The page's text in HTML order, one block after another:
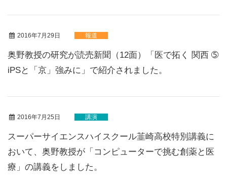
2016年7月29日 報道
奥野教授の研究が読売新聞（12面）「医で拓く 関西 ➄
iPSと「京」強みに」で紹介されました。
2016年7月25日 講演
スーパーサイエンスハイスクール韮崎高校特別講義に
おいて、奥野教授が「コンピューターで挑む創薬と医
療」の講義をしました。